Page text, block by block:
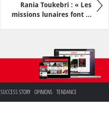
Rania Toukebri : « Les
missions lunaires font ...
SUCCESS STORY OPINIONS TENDANCE